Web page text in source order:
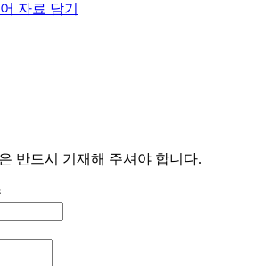
자료 담기
반드시 기재해 주셔야 합니다.